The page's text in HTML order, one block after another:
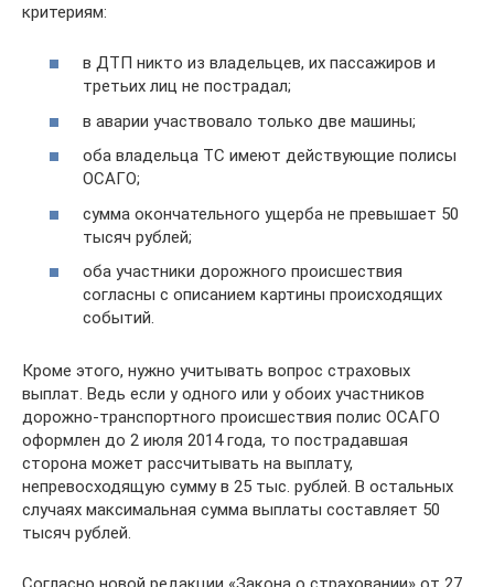
критериям:
в ДТП никто из владельцев, их пассажиров и
третьих лиц не пострадал;
в аварии участвовало только две машины;
оба владельца ТС имеют действующие полисы
ОСАГО;
сумма окончательного ущерба не превышает 50
тысяч рублей;
оба участники дорожного происшествия
согласны с описанием картины происходящих
событий.
Кроме этого, нужно учитывать вопрос страховых
выплат. Ведь если у одного или у обоих участников
дорожно-транспортного происшествия полис ОСАГО
оформлен до 2 июля 2014 года, то пострадавшая
сторона может рассчитывать на выплату,
непревосходящую сумму в 25 тыс. рублей. В остальных
случаях максимальная сумма выплаты составляет 50
тысяч рублей.